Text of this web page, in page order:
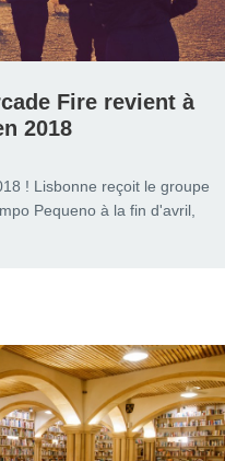
Fire revient à
2018
! Lisbonne reçoit le groupe
Pequeno à la fin d'avril,